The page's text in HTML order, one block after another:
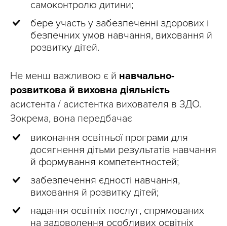
самоконтролю дитини;
бере участь у забезпеченні здорових і
безпечних умов навчання, виховання й
розвитку дітей.
Не менш важливою є й навчально-
розвиткова й виховна діяльність
асистента / асистентка вихователя в ЗДО.
Зокрема, вона передбачає
виконання освітньої програми для
досягнення дітьми результатів навчання
й формування компетентностей;
забезпечення єдності навчання,
виховання й розвитку дітей;
надання освітніх послуг, спрямованих
на задоволення особливих освітніх